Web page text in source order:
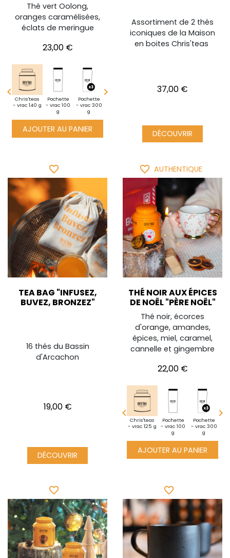
Thé vert Oolong,
oranges caramélisées,
éclats de meringue
Prix
23,00 €

Chris'teas
- vrac 140 g
Pochette
- vrac 100
g
Pochette
- vrac 300
g

AJOUTER AU PANIER
Assortiment de 2 thés
iconiques de la Maison
en boites Chris'teas
Prix
37,00 €
DÉCOUVRIR
favorite_border
TEA BAG "INFUSEZ,
BUVEZ, BRONZEZ"
16 thés du Bassin
d'Arcachon
Prix
19,00 €
DÉCOUVRIR
favorite_border AUTHENTIQUE
THÉ NOIR AUX ÉPICES
DE NOËL "PÈRE NOËL"
Thé noir, écorces
d'orange, amandes,
épices, miel, caramel,
cannelle et gingembre
Prix
22,00 €

Chris'teas
- vrac 125 g
Pochette
- vrac 100
g
Pochette
- vrac 300
g

AJOUTER AU PANIER
favorite_border favorite_border